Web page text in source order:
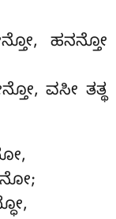
ಹನನ್ತೋ
ವಸೀ ತತ್ಥ